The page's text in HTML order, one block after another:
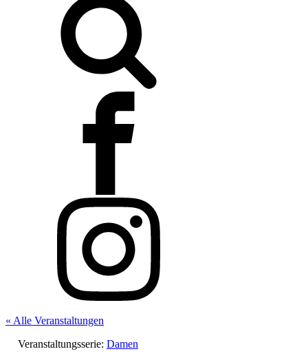
« Alle Veranstaltungen
Veranstaltungsserie: Damen